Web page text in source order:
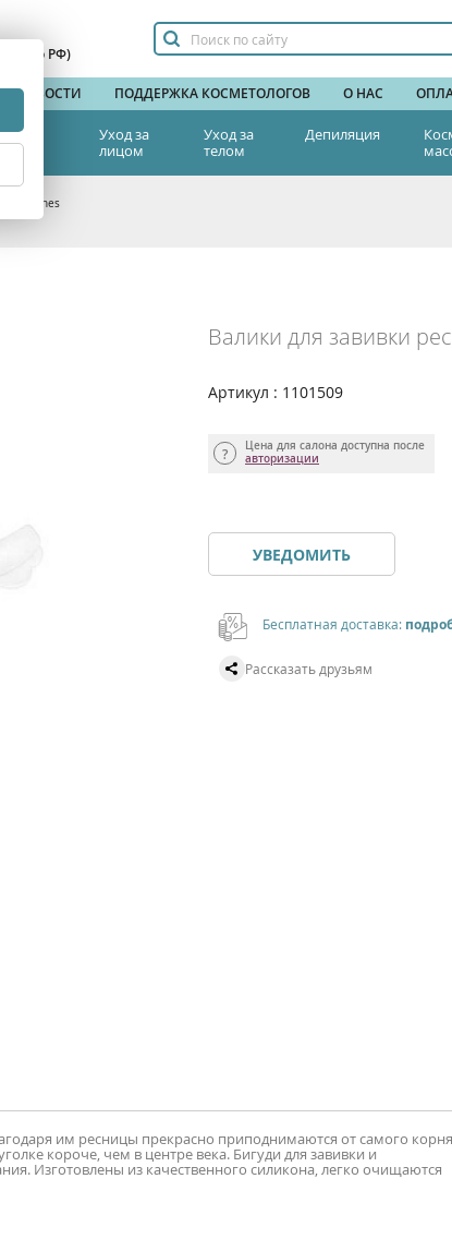
по РФ)
НОВОСТИ ПОДДЕРЖКА КОСМЕТОЛОГОВ О НАС
Уход за
лицом
Уход за
телом
Депиляция
CC Lashes
Валики для завивки
Артикул : 1101509
Цена для салона доступна после
авторизации
УВЕДОМИТЬ
Бесплатная доставка:
Рассказать друзьям
им ресницы прекрасно приподнимаются от самого корня
короче, чем в центре века. Бигуди для завивки и
Изготовлены из качественного силикона, легко очищаются